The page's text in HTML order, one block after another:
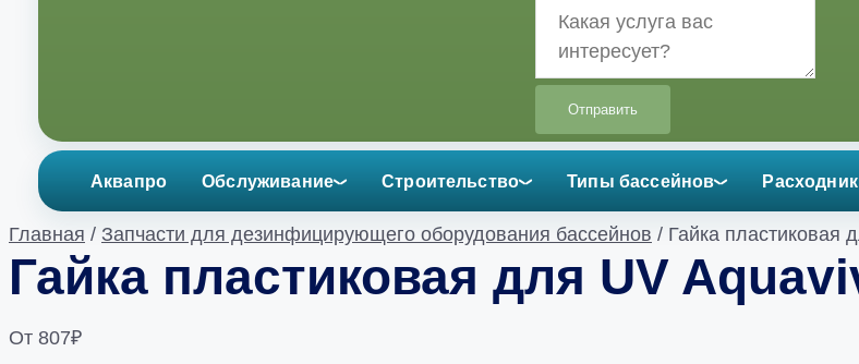
Отправить
Аквапро Обслуживание Строительство Типы бассейнов
Главная / Запчасти для дезинфицирующего оборудования бассейнов / Гайка пластиковая
Гайка пластиковая для UV
От 807₽